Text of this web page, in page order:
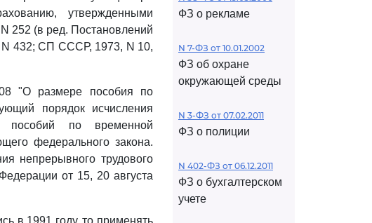
утвержденными
252 (в ред. Постановлений
N 432; СП СССР, 1973, N 10,
"О размере пособия по
порядок исчисления
пособий по временной
федерального закона.
непрерывного трудового
от 15, 20 августа
в 1991 году, то применять
ФЗ о рекламе
N 7-ФЗ от 10.01.2002
ФЗ об охране
окружающей среды
N 3-ФЗ от 07.02.2011
ФЗ о полиции
N 402-ФЗ от 06.12.2011
ФЗ о бухгалтерском
учете